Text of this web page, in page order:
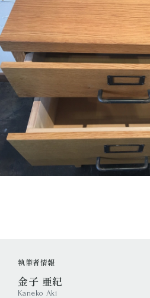
執筆者情報
金子 亜紀
Kaneko Aki